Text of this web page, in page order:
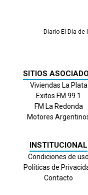
Diario El Día de
SITIOS
Viviendas La Plata
Exitos FM 99.1
FM La Redonda
Motores
INSTITUCIONAL
Condiciones de uso
Políticas de
Contacto